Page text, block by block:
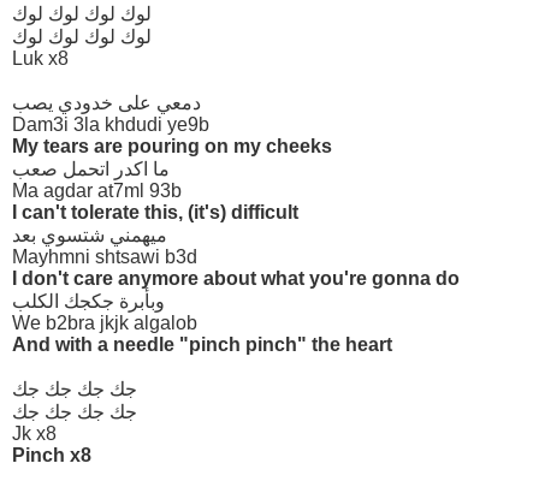
لوك لوك لوك لوك
لوك لوك لوك لوك
Luk x8
دمعي على خدودي يصب
Dam3i 3la khdudi ye9b
My tears are pouring on my cheeks
ما اكدر اتحمل صعب
Ma agdar at7ml 93b
I can't tolerate this, (it's) difficult
ميهمني شتسوي بعد
Mayhmni shtsawi b3d
I don't care anymore about what you're gonna do
وبأبرة جكجك الكلب
We b2bra jkjk algalob
And with a needle "pinch pinch" the heart
جك جك جك جك
جك جك جك جك
Jk x8
Pinch x8